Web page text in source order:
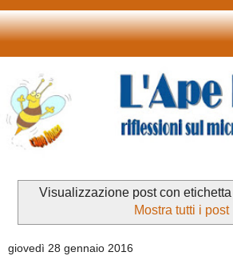
Visualizzazione post con etichetta
Mostra tutti i post
giovedì 28 gennaio 2016